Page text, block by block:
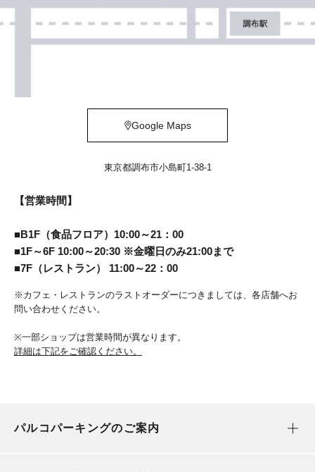
Google Maps
東京都調布市小島町1-38-1
【営業時間】
■B1F（食品フロア）10:00～21：00
■1F～6F 10:00～20:30 ※金曜日のみ21:00まで
■7F（レストラン） 11:00～22：00
※カフェ・レストランのラストオーダーにつきましては、各店舗へお
問い合わせください。
※一部ショップは営業時間が異なります。
詳細は下記をご確認ください。
パルコパーキングのご案内